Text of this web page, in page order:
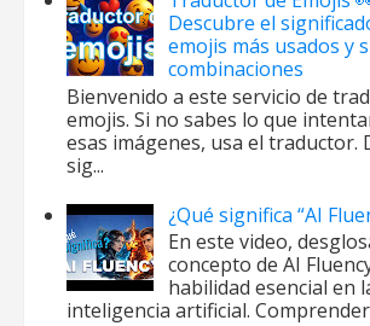
Descubre el
emojis más usados y
combinaciones
Bienvenido a este servicio de
emojis. Si no sabes lo que
esas imágenes, usa el traductor.
sig...
¿Qué significa “AI
En este video,
concepto de AI
habilidad esencial en
inteligencia artificial. Comprender